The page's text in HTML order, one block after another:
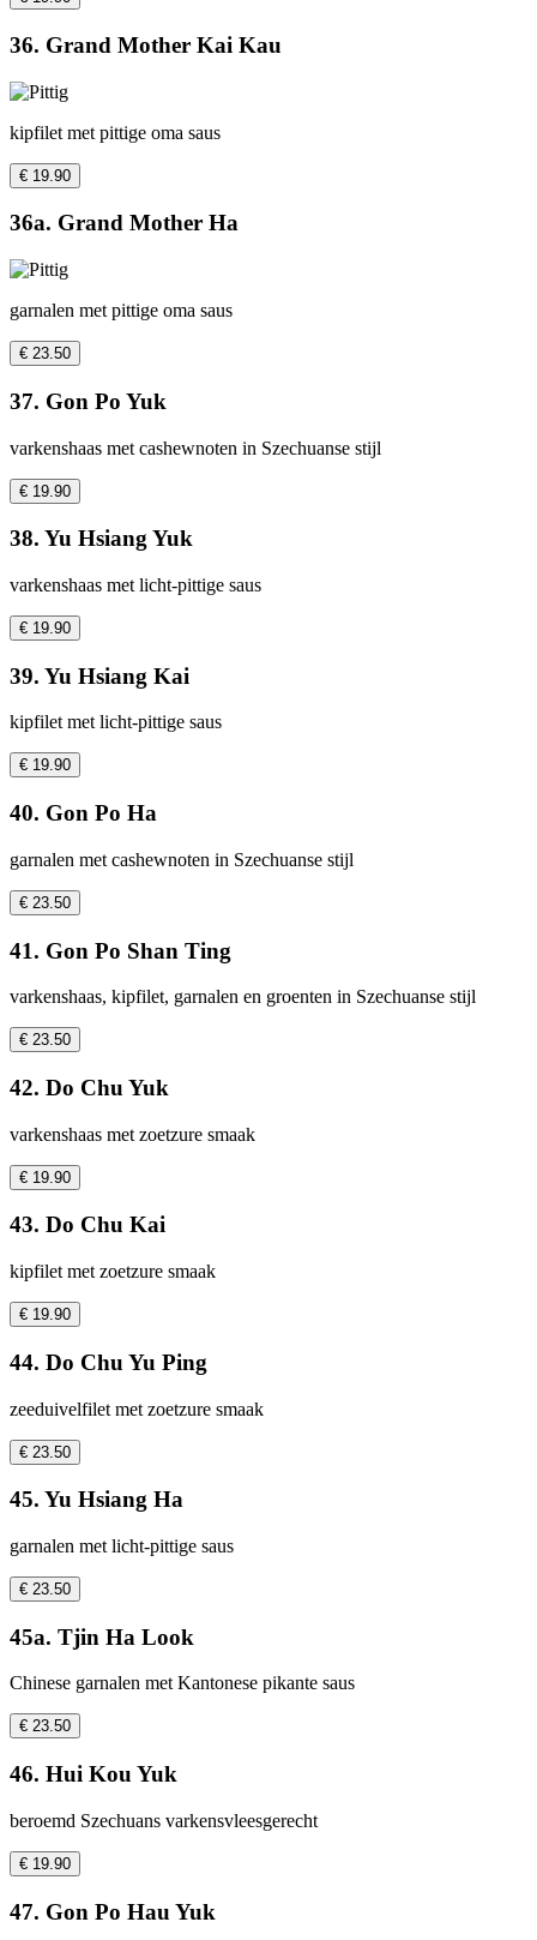
36. Grand Mother Kai Kau
kipfilet met pittige oma saus
€ 19.90
36a. Grand Mother Ha
garnalen met pittige oma saus
€ 23.50
37. Gon Po Yuk
varkenshaas met cashewnoten in Szechuanse stijl
€ 19.90
38. Yu Hsiang Yuk
varkenshaas met licht-pittige saus
€ 19.90
39. Yu Hsiang Kai
kipfilet met licht-pittige saus
€ 19.90
40. Gon Po Ha
garnalen met cashewnoten in Szechuanse stijl
€ 23.50
41. Gon Po Shan Ting
varkenshaas, kipfilet, garnalen en groenten in Szechuanse stijl
€ 23.50
42. Do Chu Yuk
varkenshaas met zoetzure smaak
€ 19.90
43. Do Chu Kai
kipfilet met zoetzure smaak
€ 19.90
44. Do Chu Yu Ping
zeeduivelfilet met zoetzure smaak
€ 23.50
45. Yu Hsiang Ha
garnalen met licht-pittige saus
€ 23.50
45a. Tjin Ha Look
Chinese garnalen met Kantonese pikante saus
€ 23.50
46. Hui Kou Yuk
beroemd Szechuans varkensvleesgerecht
€ 19.90
47. Gon Po Hau Yuk